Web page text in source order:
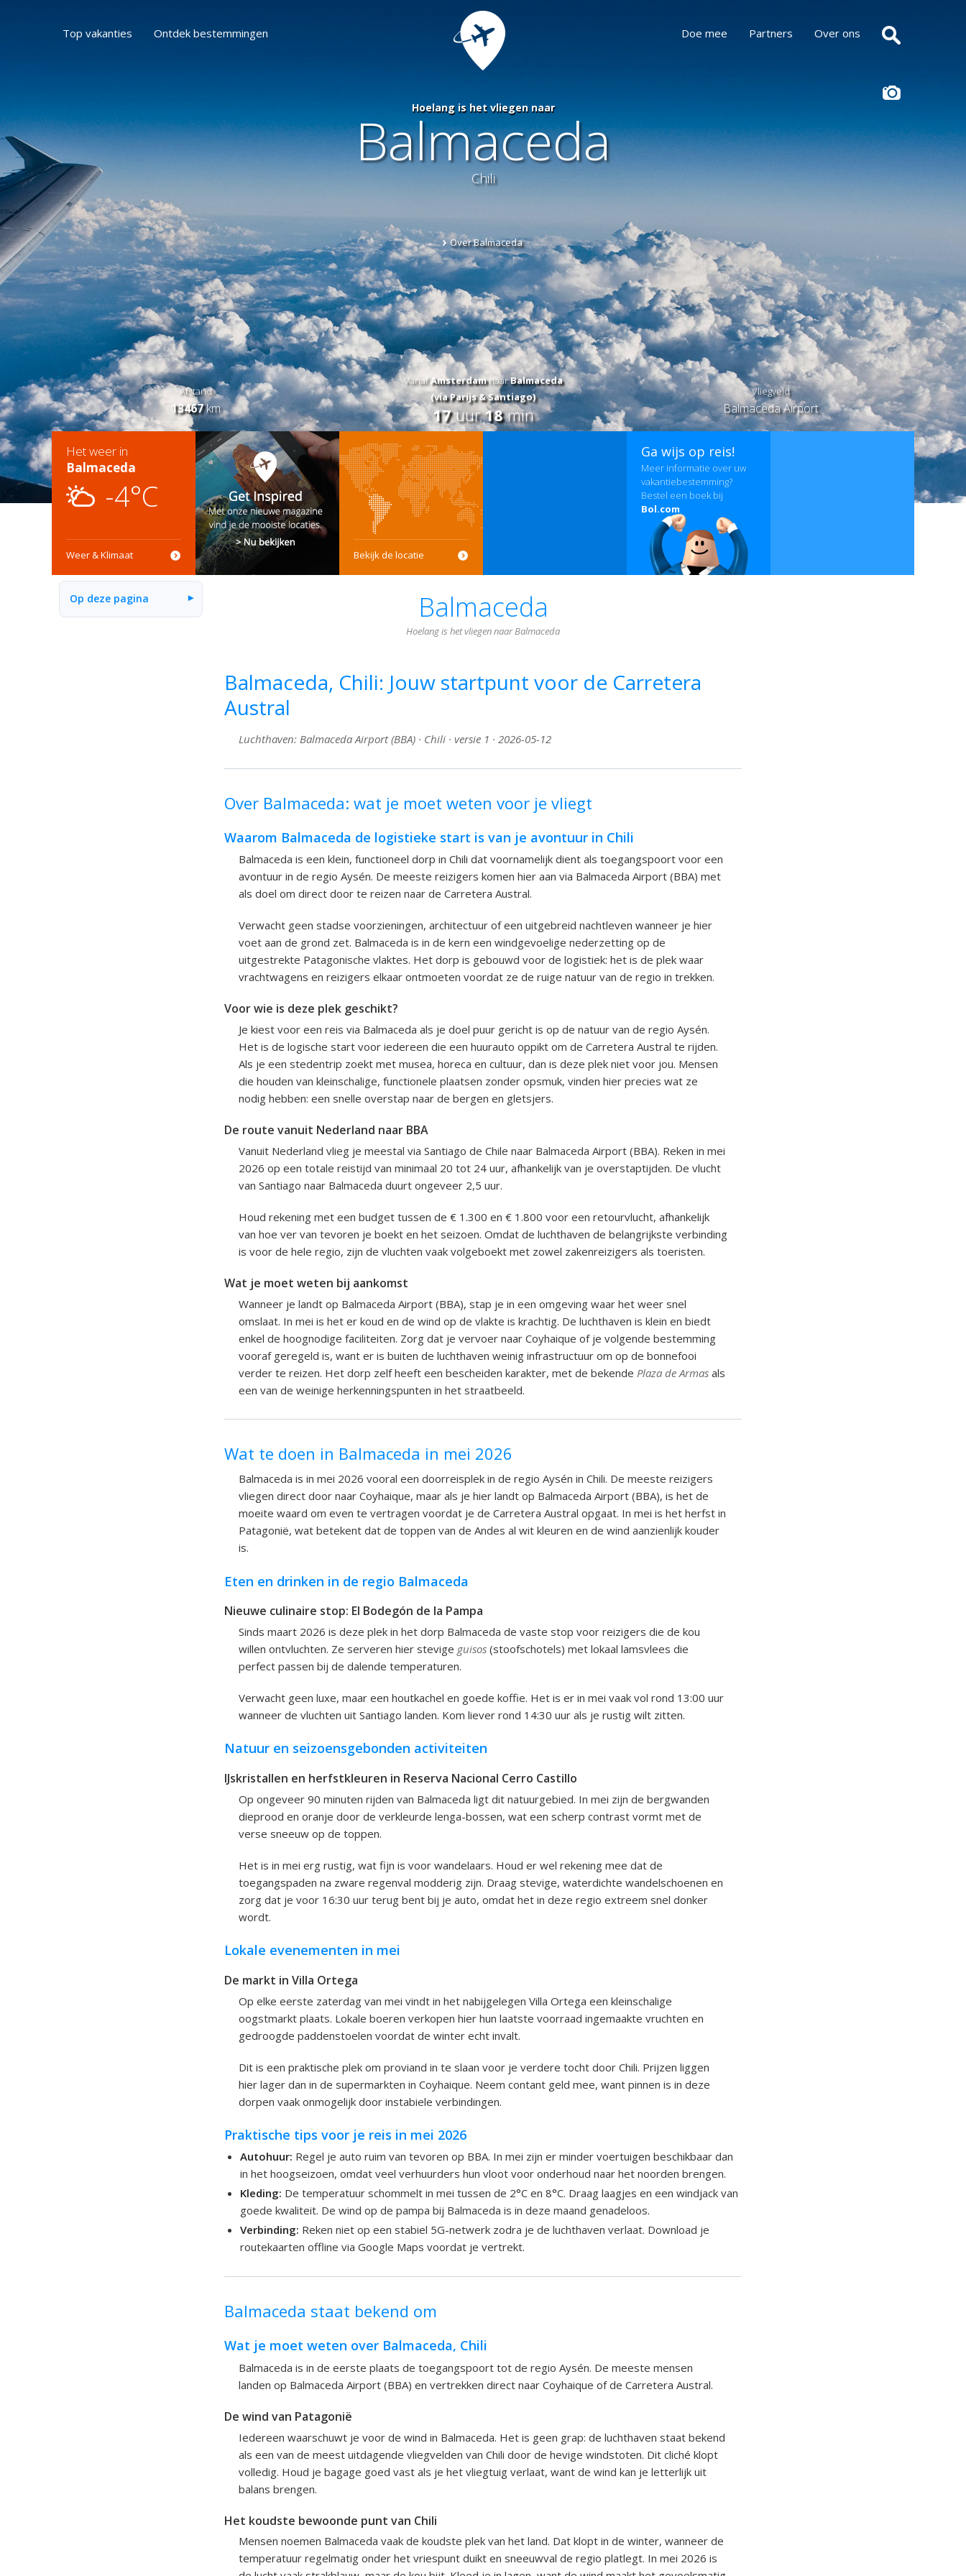
Top vakanties Ontdek bestemmingen Doe mee Partners Over ons
Hoelang is het vliegen naar
Balmaceda
Chili
Over Balmaceda
Afstand
13467km
VanafAmsterdamnaarBalmaceda
(via Parijs & Santiago)
17uur18min
Vliegveld
Balmaceda Airport
Het weer in
Balmaceda
-4°C
Weer & Klimaat Bekijk de locatie
Ga wijs op reis!
Meer informatie over uw
vakantiebestemming?
Bestel een boek bij
Bol.com
Op deze pagina ▾ Balmaceda
Hoelang is het vliegen naar Balmaceda
Balmaceda, Chili: Jouw startpunt voor de Carretera
Austral
Luchthaven: Balmaceda Airport (BBA) · Chili · versie 1 · 2026-05-12
Over Balmaceda: wat je moet weten voor je vliegt
Waarom Balmaceda de logistieke start is van je avontuur in Chili
Balmaceda is een klein, functioneel dorp in Chili dat voornamelijk dient als toegangspoort voor een
avontuur in de regio Aysén. De meeste reizigers komen hier aan via Balmaceda Airport (BBA) met
als doel om direct door te reizen naar de Carretera Austral.
Verwacht geen stadse voorzieningen, architectuur of een uitgebreid nachtleven wanneer je hier
voet aan de grond zet. Balmaceda is in de kern een windgevoelige nederzetting op de
uitgestrekte Patagonische vlaktes. Het dorp is gebouwd voor de logistiek: het is de plek waar
vrachtwagens en reizigers elkaar ontmoeten voordat ze de ruige natuur van de regio in trekken.
Voor wie is deze plek geschikt?
Je kiest voor een reis via Balmaceda als je doel puur gericht is op de natuur van de regio Aysén.
Het is de logische start voor iedereen die een huurauto oppikt om de Carretera Austral te rijden.
Als je een stedentrip zoekt met musea, horeca en cultuur, dan is deze plek niet voor jou. Mensen
die houden van kleinschalige, functionele plaatsen zonder opsmuk, vinden hier precies wat ze
nodig hebben: een snelle overstap naar de bergen en gletsjers.
De route vanuit Nederland naar BBA
Vanuit Nederland vlieg je meestal via Santiago de Chile naar Balmaceda Airport (BBA). Reken in mei
2026 op een totale reistijd van minimaal 20 tot 24 uur, afhankelijk van je overstaptijden. De vlucht
van Santiago naar Balmaceda duurt ongeveer 2,5 uur.
Houd rekening met een budget tussen de € 1.300 en € 1.800 voor een retourvlucht, afhankelijk
van hoe ver van tevoren je boekt en het seizoen. Omdat de luchthaven de belangrijkste verbinding
is voor de hele regio, zijn de vluchten vaak volgeboekt met zowel zakenreizigers als toeristen.
Wat je moet weten bij aankomst
Wanneer je landt op Balmaceda Airport (BBA), stap je in een omgeving waar het weer snel
omslaat. In mei is het er koud en de wind op de vlakte is krachtig. De luchthaven is klein en biedt
enkel de hoognodige faciliteiten. Zorg dat je vervoer naar Coyhaique of je volgende bestemming
vooraf geregeld is, want er is buiten de luchthaven weinig infrastructuur om op de bonnefooi
verder te reizen. Het dorp zelf heeft een bescheiden karakter, met de bekende Plaza de Armas als
een van de weinige herkenningspunten in het straatbeeld.
Wat te doen in Balmaceda in mei 2026
Balmaceda is in mei 2026 vooral een doorreisplek in de regio Aysén in Chili. De meeste reizigers
vliegen direct door naar Coyhaique, maar als je hier landt op Balmaceda Airport (BBA), is het de
moeite waard om even te vertragen voordat je de Carretera Austral opgaat. In mei is het herfst in
Patagonië, wat betekent dat de toppen van de Andes al wit kleuren en de wind aanzienlijk kouder
is.
Eten en drinken in de regio Balmaceda
Nieuwe culinaire stop: El Bodegón de la Pampa
Sinds maart 2026 is deze plek in het dorp Balmaceda de vaste stop voor reizigers die de kou
willen ontvluchten. Ze serveren hier stevige guisos (stoofschotels) met lokaal lamsvlees die
perfect passen bij de dalende temperaturen.
Verwacht geen luxe, maar een houtkachel en goede koffie. Het is er in mei vaak vol rond 13:00 uur
wanneer de vluchten uit Santiago landen. Kom liever rond 14:30 uur als je rustig wilt zitten.
Natuur en seizoensgebonden activiteiten
IJskristallen en herfstkleuren in Reserva Nacional Cerro Castillo
Op ongeveer 90 minuten rijden van Balmaceda ligt dit natuurgebied. In mei zijn de bergwanden
dieprood en oranje door de verkleurde lenga-bossen, wat een scherp contrast vormt met de
verse sneeuw op de toppen.
Het is in mei erg rustig, wat fijn is voor wandelaars. Houd er wel rekening mee dat de
toegangspaden na zware regenval modderig zijn. Draag stevige, waterdichte wandelschoenen en
zorg dat je voor 16:30 uur terug bent bij je auto, omdat het in deze regio extreem snel donker
wordt.
Lokale evenementen in mei
De markt in Villa Ortega
Op elke eerste zaterdag van mei vindt in het nabijgelegen Villa Ortega een kleinschalige
oogstmarkt plaats. Lokale boeren verkopen hier hun laatste voorraad ingemaakte vruchten en
gedroogde paddenstoelen voordat de winter echt invalt.
Dit is een praktische plek om proviand in te slaan voor je verdere tocht door Chili. Prijzen liggen
hier lager dan in de supermarkten in Coyhaique. Neem contant geld mee, want pinnen is in deze
dorpen vaak onmogelijk door instabiele verbindingen.
Praktische tips voor je reis in mei 2026
Autohuur: Regel je auto ruim van tevoren op BBA. In mei zijn er minder voertuigen beschikbaar dan
in het hoogseizoen, omdat veel verhuurders hun vloot voor onderhoud naar het noorden brengen.
Kleding: De temperatuur schommelt in mei tussen de 2°C en 8°C. Draag laagjes en een windjack van
goede kwaliteit. De wind op de pampa bij Balmaceda is in deze maand genadeloos.
Verbinding: Reken niet op een stabiel 5G-netwerk zodra je de luchthaven verlaat. Download je
routekaarten offline via Google Maps voordat je vertrekt.
Balmaceda staat bekend om
Wat je moet weten over Balmaceda, Chili
Balmaceda is in de eerste plaats de toegangspoort tot de regio Aysén. De meeste mensen
landen op Balmaceda Airport (BBA) en vertrekken direct naar Coyhaique of de Carretera Austral.
De wind van Patagonië
Iedereen waarschuwt je voor de wind in Balmaceda. Het is geen grap: de luchthaven staat bekend
als een van de meest uitdagende vliegvelden van Chili door de hevige windstoten. Dit cliché klopt
volledig. Houd je bagage goed vast als je het vliegtuig verlaat, want de wind kan je letterlijk uit
balans brengen.
Het koudste bewoonde punt van Chili
Mensen noemen Balmaceda vaak de koudste plek van het land. Dat klopt in de winter, wanneer de
temperatuur regelmatig onder het vriespunt duikt en sneeuwval de regio platlegt. In mei 2026 is